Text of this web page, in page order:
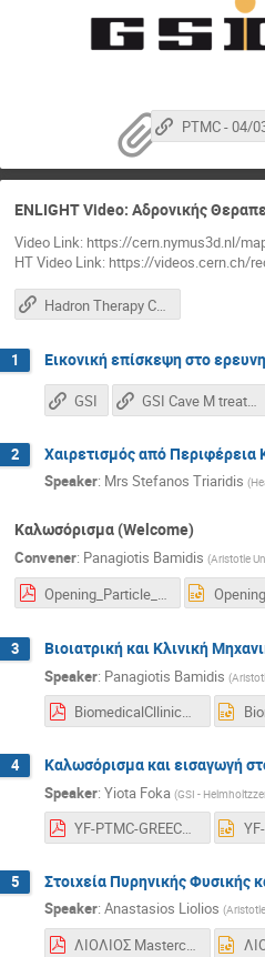
PTMC - 04/
ENLIGHT Video: Αδρονικής
Video Link: https://cern.nymus3d.nl/
HT Video Link: https://videos.cern.ch/
Hadron Therapy Center
1 Εικονική επίσκεψη στο
GSI GSI Cave M treatment room
2 Χαιρετισμός από
Speaker: Mrs Stefanos Triaridis (
Καλωσόρισμα (Welcome)
Convener: Panagiotis Bamidis (Aristotle
3 Βιοιατρική και Κλινική
Speaker: Panagiotis Bamidis (
BiomedicalCllinicalEngineering2025-Feb2025.pdf
4 Καλωσόρισμα και εισαγωγή
Speaker: Yiota Foka (GSI -
YF-PTMC-GREECE-1april2026-asGiven-UPDATED.pdf
5 Στοιχεία Πυρηνικής
Speaker: Anastasios Liolios (
ΛΙΟΛΙΟΣ Masterclass 2025.pdf